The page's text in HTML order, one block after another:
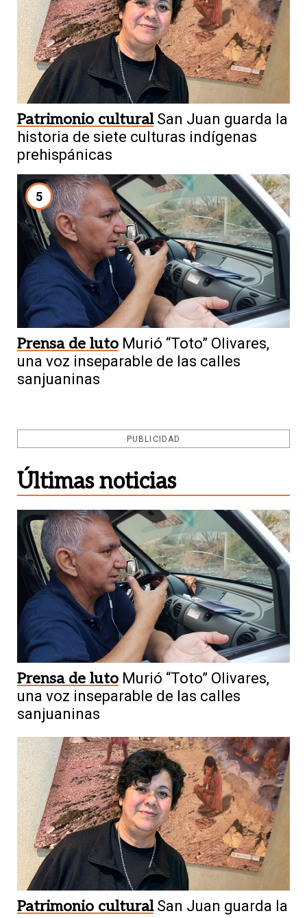
Patrimonio cultural San Juan guarda la
historia de siete culturas indígenas
prehispánicas
5
Prensa de luto Murió “Toto” Olivares,
una voz inseparable de las calles
sanjuaninas
PUBLICIDAD
Últimas noticias
Prensa de luto Murió “Toto” Olivares,
una voz inseparable de las calles
sanjuaninas
Patrimonio cultural San Juan guarda la